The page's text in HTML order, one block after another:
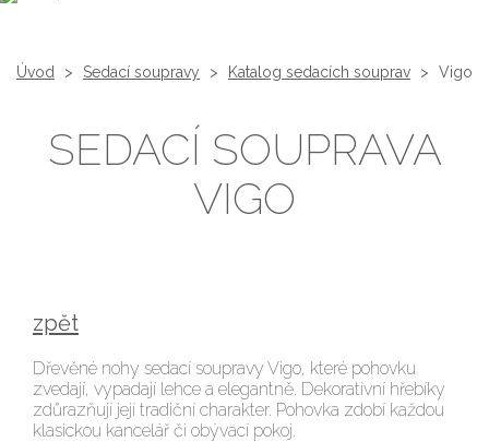
Úvod > Sedací soupravy > Katalog sedacích souprav > Vigo
SEDACÍ SOUPRAVA
VIGO
zpět
Dřevěné nohy sedací soupravy Vigo, které pohovku
zvedají, vypadají lehce a elegantně. Dekorativní hřebíky
zdůrazňují její tradiční charakter. Pohovka zdobí každou
klasickou kancelář či obývací pokoj.